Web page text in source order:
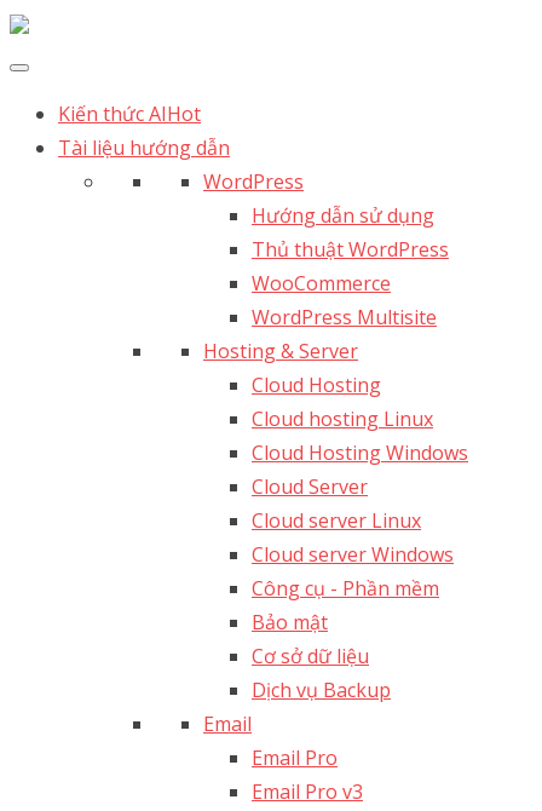
Kiến thức AIHot
Tài liệu hướng dẫn
WordPress
Hướng dẫn sử dụng
Thủ thuật WordPress
WooCommerce
WordPress Multisite
Hosting & Server
Cloud Hosting
Cloud hosting Linux
Cloud Hosting Windows
Cloud Server
Cloud server Linux
Cloud server Windows
Công cụ - Phần mềm
Bảo mật
Cơ sở dữ liệu
Dịch vụ Backup
Email
Email Pro
Email Pro v3